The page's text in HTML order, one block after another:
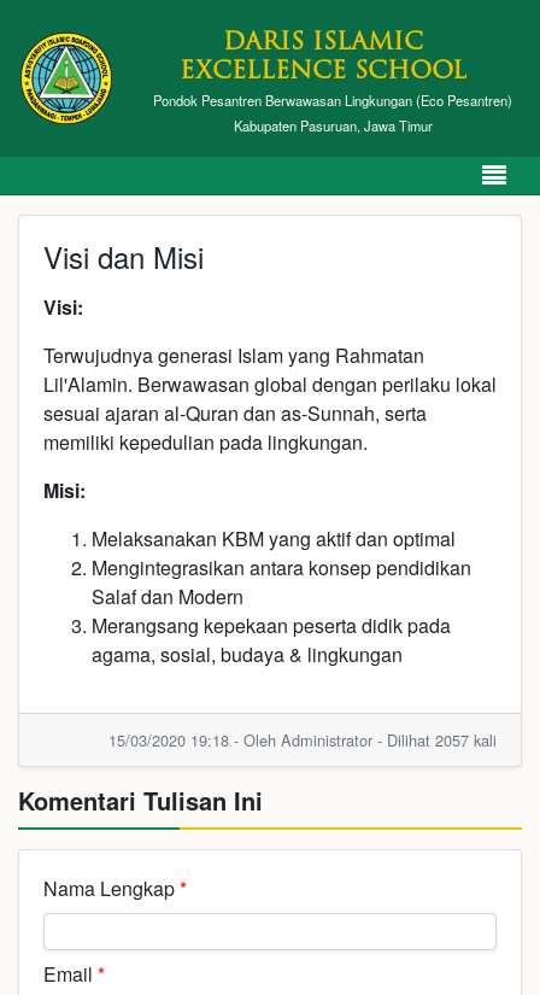
DARIS ISLAMIC
EXCELLENCE SCHOOL
Pondok Pesantren Berwawasan Lingkungan (Eco Pesantren)
Kabupaten Pasuruan, Jawa Timur
Visi dan Misi
Visi:
Terwujudnya generasi Islam yang Rahmatan
Lil'Alamin. Berwawasan global dengan perilaku lokal
sesuai ajaran al-Quran dan as-Sunnah, serta
memiliki kepedulian pada lingkungan.
Misi:
Melaksanakan KBM yang aktif dan optimal
Mengintegrasikan antara konsep pendidikan
Salaf dan Modern
Merangsang kepekaan peserta didik pada
agama, sosial, budaya & lingkungan
15/03/2020 19:18 - Oleh Administrator - Dilihat 2057 kali
Komentari Tulisan Ini
Nama Lengkap*
Email *